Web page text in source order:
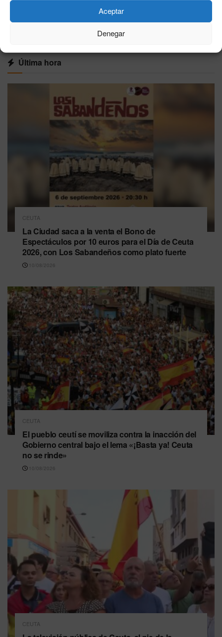
Aceptar
Denegar
Última hora
CEUTA
La Ciudad saca a la venta el Bono de
Espectáculos por 10 euros para el Día de Ceuta
2026, con Los Sabandeños como plato fuerte
10/08/2026
CEUTA
El pueblo ceutí se moviliza contra la inacción del
Gobierno central bajo el lema «¡Basta ya! Ceuta
no se rinde»
10/08/2026
CEUTA